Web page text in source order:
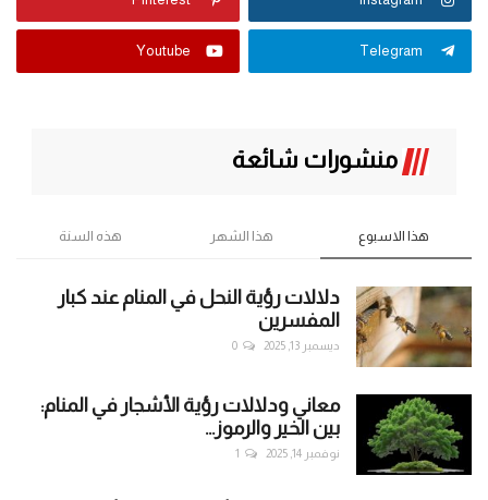
Telegram
Youtube
منشورات شائعة
هذا الاسبوع هذا الشهر هذه السنة
دلالات رؤية النحل في المنام عند كبار
المفسرين
ديسمبر 13, 2025 0
معاني ودلالات رؤية الأشجار في المنام:
بين الخير والرموز...
نوفمبر 14, 2025 1